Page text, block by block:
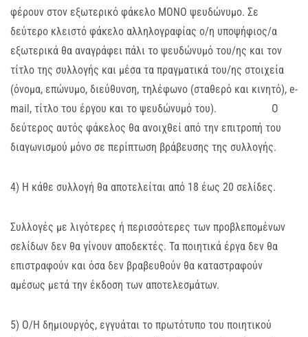
φέρουν στον εξωτερικό φάκελο ΜΟΝΟ ψευδώνυμο. Σε
δεύτερο κλειστό φάκελο αλληλογραφίας ο/η υποψήφιος/α
εξωτερικά θα αναγράφει πάλι το ψευδώνυμό του/ης και τον
τίτλο της συλλογής και μέσα τα πραγματικά του/ης στοιχεία
(όνομα, επώνυμο, διεύθυνση, τηλέφωνο (σταθερό και κινητό), e-
mail, τίτλο του έργου και το ψευδώνυμό του). Ο
δεύτερος αυτός φάκελος θα ανοιχθεί από την επιτροπή του
διαγωνισμού μόνο σε περίπτωση βράβευσης της συλλογής.
4) Η κάθε συλλογή θα αποτελείται από 18 έως 20 σελίδες.
Συλλογές με λιγότερες ή περισσότερες των προβλεπομένων
σελίδων δεν θα γίνουν αποδεκτές. Τα ποιητικά έργα δεν θα
επιστραφούν και όσα δεν βραβευθούν θα καταστραφούν
αμέσως μετά την έκδοση των αποτελεσμάτων.
5) Ο/Η δημιουργός, εγγυάται το πρωτότυπο του ποιητικού